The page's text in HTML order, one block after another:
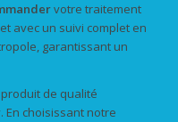
votre traitement
avec un suivi complet en
garantissant un
de qualité
. En choisissant notre